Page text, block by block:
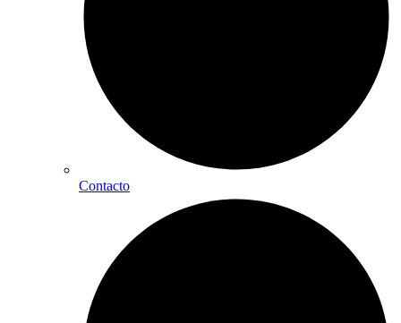
Contacto